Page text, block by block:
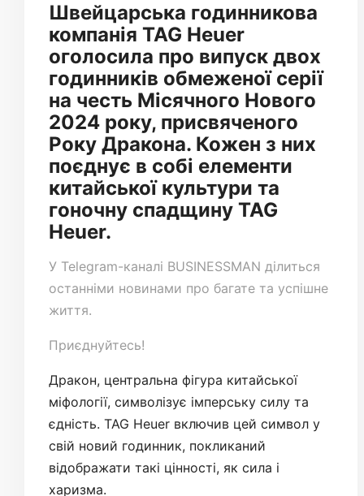
Швейцарська годинникова
компанія TAG Heuer
оголосила про випуск двох
годинників обмеженої серії
на честь Місячного Нового
2024 року, присвяченого
Року Дракона. Кожен з них
поєднує в собі елементи
китайської культури та
гоночну спадщину TAG
Heuer.
У Telegram-каналі BUSINESSMAN ділиться
останніми новинами про багате та успішне
життя.
Приєднуйтесь!
Дракон, центральна фігура китайської
міфології, символізує імперську силу та
єдність. TAG Heuer включив цей символ у
свій новий годинник, покликаний
відображати такі цінності, як сила і
харизма.